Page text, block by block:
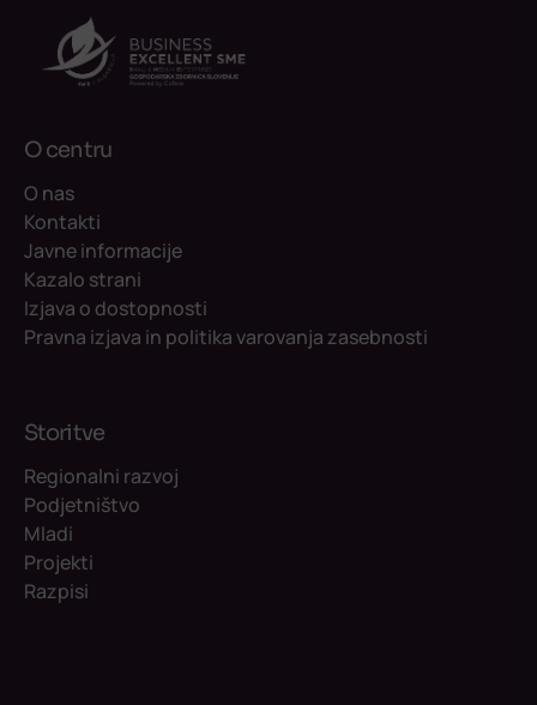
O centru
O nas
Kontakti
Javne informacije
Kazalo strani
Izjava o dostopnosti
Pravna izjava in politika varovanja zasebnosti
Storitve
Regionalni razvoj
Podjetništvo
Mladi
Projekti
Razpisi